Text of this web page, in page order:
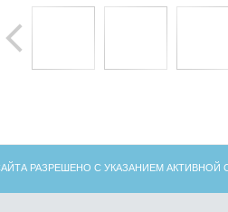
РАЗРЕШЕНО С УКАЗАНИЕМ АКТИВНОЙ